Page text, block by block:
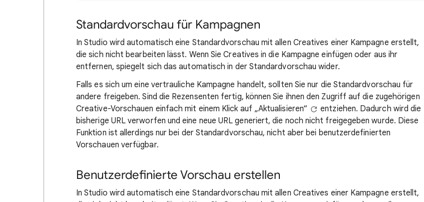
Standardvorschau für Kampagnen
In Studio wird automatisch eine Standardvorschau mit allen Creatives einer Kampagne erstellt,
die sich nicht bearbeiten lässt. Wenn Sie Creatives in die Kampagne einfügen oder aus ihr
entfernen, spiegelt sich das automatisch in der Standardvorschau wider.
Falls es sich um eine vertrauliche Kampagne handelt, sollten Sie nur die Standardvorschau für
andere freigeben. Sind die Rezensenten fertig, können Sie ihnen den Zugriff auf die zugehörigen
Creative-Vorschauen einfach mit einem Klick auf „Aktualisieren“
entziehen. Dadurch wird die
bisherige URL verworfen und eine neue URL generiert, die noch nicht freigegeben wurde. Diese
Funktion ist allerdings nur bei der Standardvorschau, nicht aber bei benutzerdefinierten
Vorschauen verfügbar.
Benutzerdefinierte Vorschau erstellen
In Studio wird automatisch eine Standardvorschau mit allen Creatives einer Kampagne erstellt,